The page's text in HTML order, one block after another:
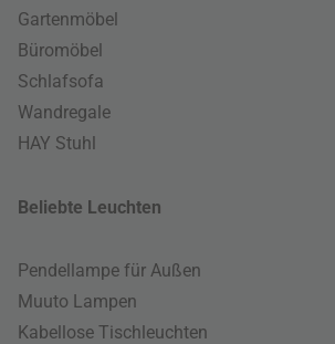
Gartenmöbel
Büromöbel
Schlafsofa
Wandregale
HAY Stuhl
Beliebte Leuchten
Pendellampe für Außen
Muuto Lampen
Kabellose Tischleuchten